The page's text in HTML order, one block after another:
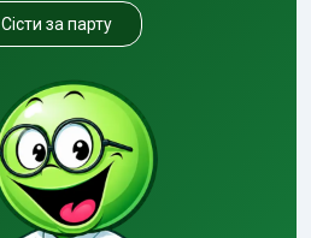
Сісти за парту